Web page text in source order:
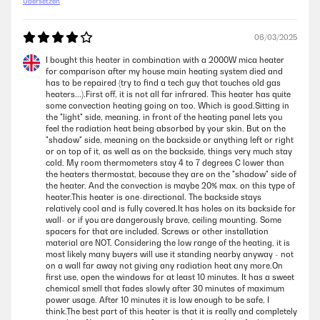
06/03/2025
I bought this heater in combination with a 2000W mica heater
for comparison after my house main heating system died and
has to be repaired (try to find a tech guy that touches old gas
heaters...).First off, it is not all far infrared. This heater has quite
some convection heating going on too. Which is good.Sitting in
the "light" side, meaning, in front of the heating panel lets you
feel the radiation heat being absorbed by your skin. But on the
"shadow" side, meaning on the backside or anything left or right
or on top of it, as well as on the backside, things very much stay
cold. My room thermometers stay 4 to 7 degrees C lower than
the heaters thermostat, because they are on the "shadow" side of
the heater. And the convection is maybe 20% max. on this type of
heater.This heater is one-directional. The backside stays
relatively cool and is fully covered.It has holes on its backside for
wall- or if you are dangerously brave, ceiling mounting. Some
spacers for that are included. Screws or other installation
material are NOT. Considering the low range of the heating, it is
most likely many buyers will use it standing nearby anyway - not
on a wall far away not giving any radiation heat any more.On
first use, open the windows for at least 10 minutes. It has a sweet
chemical smell that fades slowly after 30 minutes of maximum
power usage. After 10 minutes it is low enough to be safe, I
think.The best part of this heater is that it is really and completely